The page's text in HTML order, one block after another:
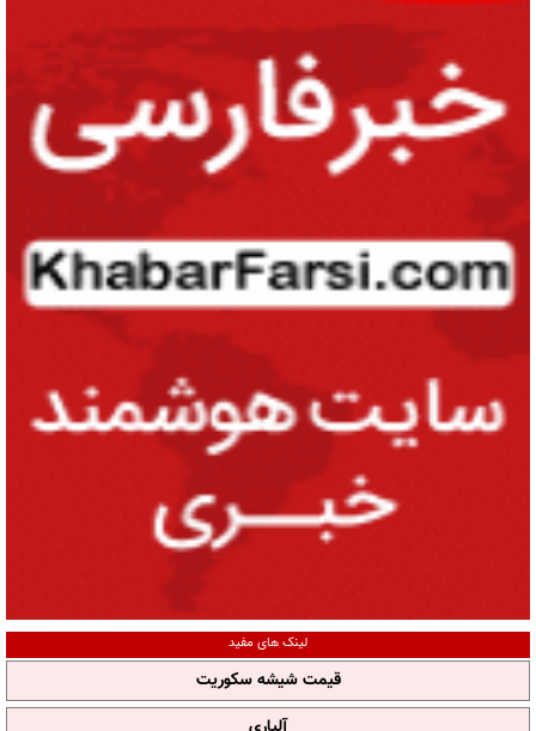
لینک های مفید
قیمت شیشه سکوریت